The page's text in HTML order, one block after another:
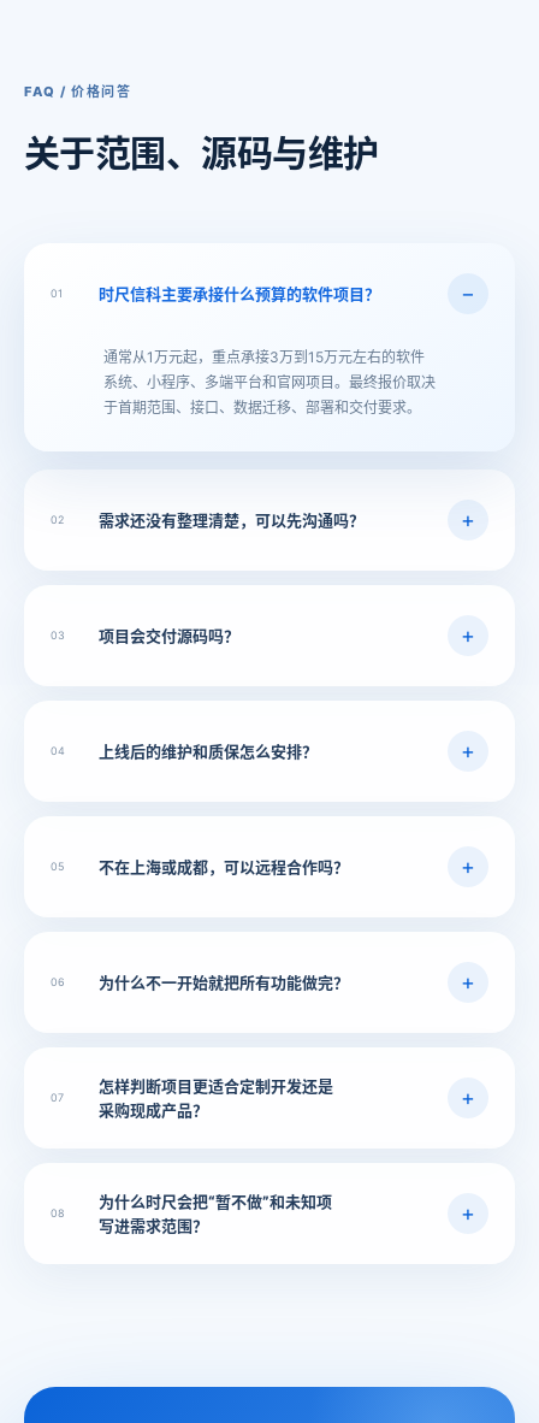
FAQ / 价格问答
关于范围、 源码与维护
01 时尺信科主要承接什么预算的软件项目？
通常从1万元起，重点承接3万到15万元左右的软件
系统、小程序、多端平台和官网项目。最终报价取决
于首期范围、接口、数据迁移、部署和交付要求。
02 需求还没有整理清楚，可以先沟通吗？
03 项目会交付源码吗？
04 上线后的维护和质保怎么安排？
05 不在上海或成都， 可以远程合作吗？
06 为什么不一开始就把所有功能做完？
07
怎样判断项目更适合定制开发还是
采购现成产品？
08
为什么时尺会把“暂不做”和未知项
写进需求范围？